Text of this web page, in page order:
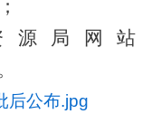
源局网站
后公布.jpg